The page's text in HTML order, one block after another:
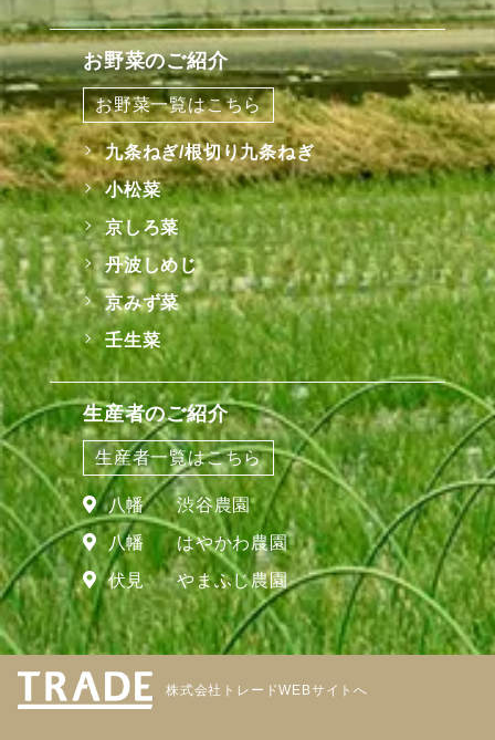
お野菜のご紹介
お野菜一覧はこちら
九条ねぎ/根切り九条ねぎ
小松菜
京しろ菜
丹波しめじ
京みず菜
壬生菜
生産者のご紹介
生産者一覧はこちら
八幡
渋谷農園
八幡
はやかわ農園
伏見
やまふじ農園
株式会社トレードWEBサイトへ